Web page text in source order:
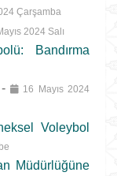
Çarşamba
2024 Salı
Bandırma
-
16 Mayıs 2024
Voleybol
Müdürlüğüne